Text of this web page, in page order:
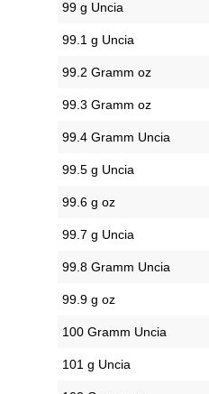
99 g Uncia
99.1 g Uncia
99.2 Gramm oz
99.3 Gramm oz
99.4 Gramm Uncia
99.5 g Uncia
99.6 g oz
99.7 g Uncia
99.8 Gramm Uncia
99.9 g oz
100 Gramm Uncia
101 g Uncia